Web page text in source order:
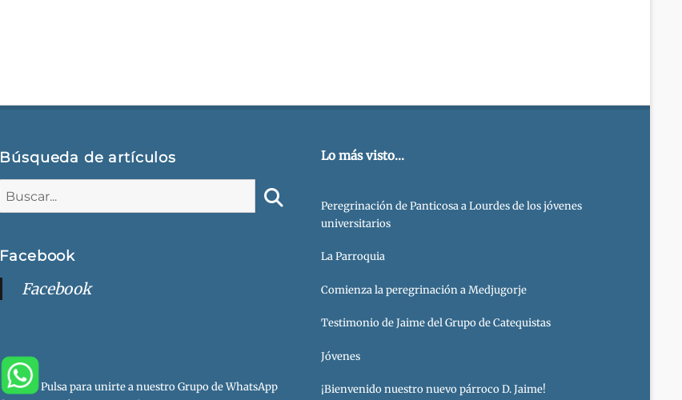
Búsqueda de artículos
Facebook
Facebook
Pulsa para unirte a nuestro Grupo de WhatsApp
Lo más visto...
Peregrinación de Panticosa a Lourdes de los jóvenes
universitarios
La Parroquia
Comienza la peregrinación a Medjugorje
Testimonio de Jaime del Grupo de Catequistas
Jóvenes
¡Bienvenido nuestro nuevo párroco D. Jaime!